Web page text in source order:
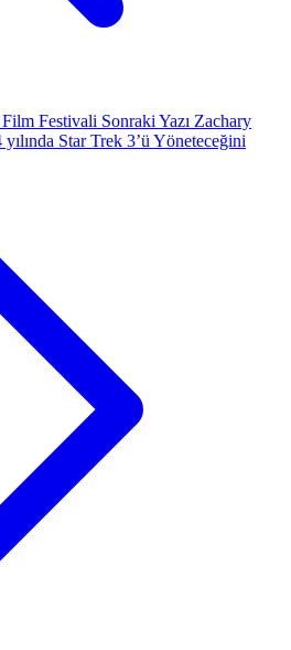
Film Festivali Sonraki Yazı Zachary
Star Trek 3’ü Yöneteceğini